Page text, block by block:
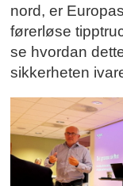
nord, er
førerløse
se hvordan
sikkerheten